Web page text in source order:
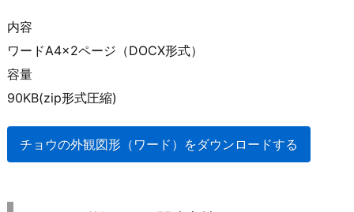
内容
ワードA4×2ページ（DOCX形式）
容量
90KB(zip形式圧縮)
チョウの外観図形（ワード）をダウンロードする